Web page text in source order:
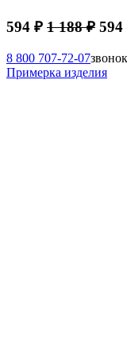
594 ₽ 1 188 ₽ 594
8 800 707-72-07
Примерка изделия